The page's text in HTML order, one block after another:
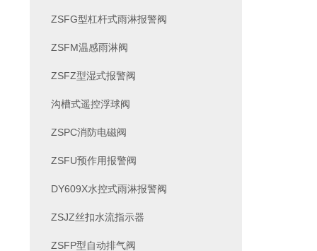
ZSFG型杠杆式雨淋报警阀
ZSFM温感雨淋阀
ZSFZ型湿式报警阀
沟槽式遥控浮球阀
ZSPC消防电磁阀
ZSFU预作用报警阀
DY609X水控式雨淋报警阀
ZSJZ丝扣水流指示器
ZSFP型自动排气阀